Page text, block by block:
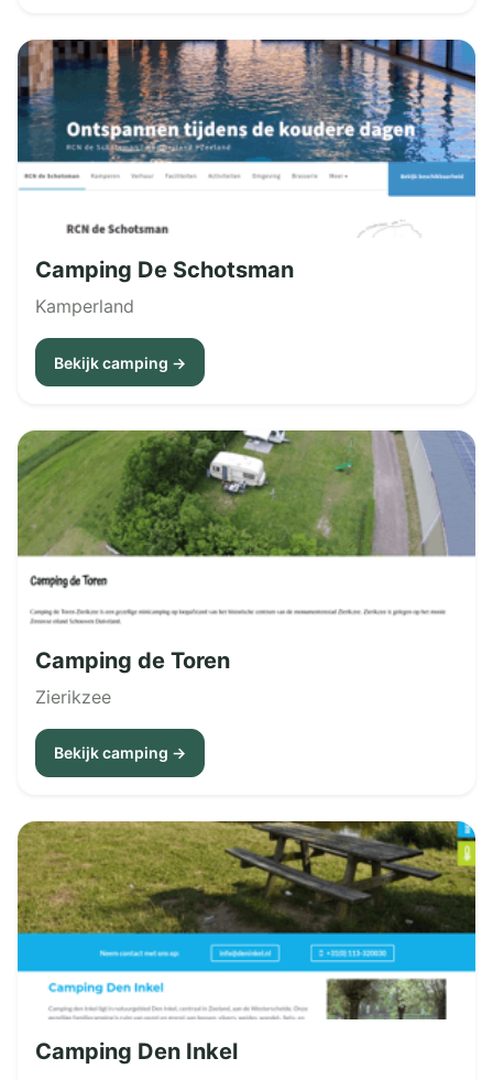
Camping De Schotsman
Kamperland
Bekijk camping →
Camping de Toren
Zierikzee
Bekijk camping →
Camping Den Inkel